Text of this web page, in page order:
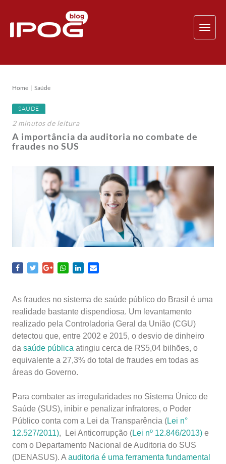
Home Saúde
SAÚDE
2 minutosde leitura
A importância da auditoria no combate de
fraudes no SUS
As fraudes no sistema de saúde público do Brasil é uma
realidade bastante dispendiosa. Um levantamento
realizado pela Controladoria Geral da União (CGU)
detectou que, entre 2002 e 2015, o desvio de dinheiro
da saúde pública atingiu cerca de R$5,04 bilhões, o
equivalente a 27,3% do total de fraudes em todas as
áreas do Governo.
Para combater as irregularidades no Sistema Único de
Saúde (SUS), inibir e penalizar infratores, o Poder
Público conta com a Lei da Transparência (Lei n°
12.527/2011), Lei Anticorrupção (Lei nº 12.846/2013) e
com o Departamento Nacional de Auditoria do SUS
(DENASUS). ​A auditoria é uma ferramenta fundamental